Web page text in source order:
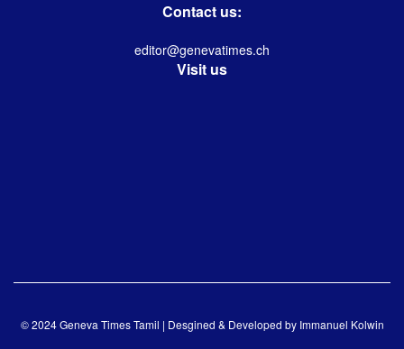
Contact us:
editor@genevatimes.ch
Visit us
© 2024 Geneva Times Tamil | Desgined & Developed by Immanuel Kolwin